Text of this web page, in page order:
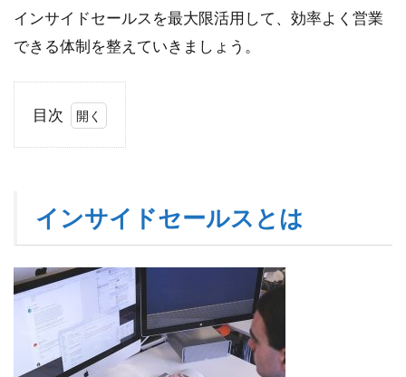
インサイドセールスを最大限活用して、効率よく営業
できる体制を整えていきましょう。
目次
イ
ー
ル
ス
インサイドセールスとは